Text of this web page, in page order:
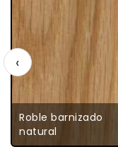
Roble barnizado
natural
‹